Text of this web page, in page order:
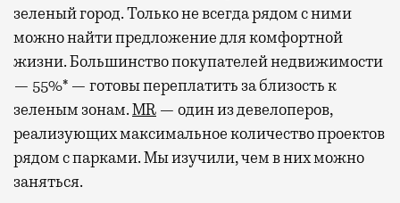
зеленый город. Только не всегда рядом с ними
можно найти предложение для комфортной
жизни. Большинство покупателей недвижимости
— 55%* — готовы переплатить за близость к
зеленым зонам.MR — один из девелоперов,
реализующих максимальное количество проектов
рядом с парками. Мы изучили, чем в них можно
заняться.